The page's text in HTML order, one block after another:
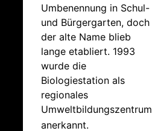
Umbenennung in Schul-
und Bürgergarten, doch
der alte Name blieb
lange etabliert. 1993
wurde die
Biologiestation als
regionales
Umweltbildungszentrum
anerkannt.